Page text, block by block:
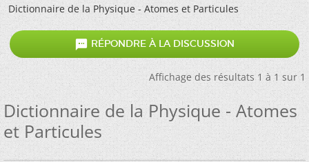
Dictionnaire de la Physique - Atomes et Particules
 RÉPONDRE À LA DISCUSSION
Affichage des résultats 1 à 1 sur 1
Dictionnaire de la Physique - Atomes
et Particules